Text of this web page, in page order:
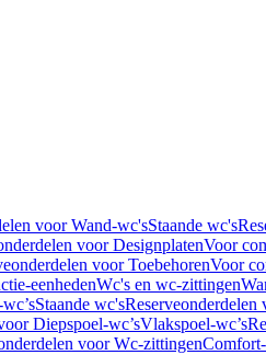
voor Wand-wc'sStaande wc's
voor DesignplatenVoor
voor ToebehorenVoor
eenhedenWc's en wc-zittingen
Staande wc'sReserveonderdelen
Diepspoel-wc’sVlakspoel-wc’s
voor Wc-zittingen